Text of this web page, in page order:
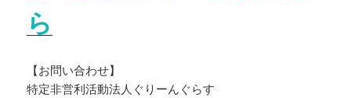
ら
【お問い合わせ】
特定非営利活動法人ぐりーんぐらす